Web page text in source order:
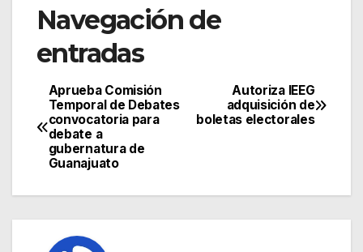
Navegación de
entradas
Autoriza IEEG
adquisición de
boletas electorales
Aprueba Comisión
Temporal de Debates
convocatoria para
debate a
gubernatura de
Guanajuato